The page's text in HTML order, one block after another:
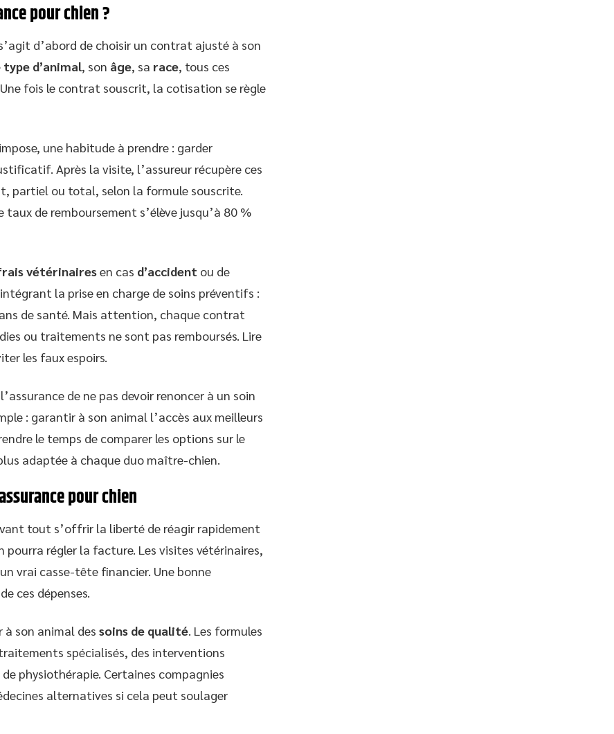
pour chien ?
d’abord de choisir un contrat ajusté à son
type d’animal, son âge, sa race, tous ces
fois le contrat souscrit, la cotisation se règle
une habitude à prendre : garder
Après la visite, l’assureur récupère ces
partiel ou total, selon la formule souscrite.
de remboursement s’élève jusqu’à 80 %
vétérinairesen cas d’accident ou de
la prise en charge de soins préventifs :
de santé. Mais attention, chaque contrat
ou traitements ne sont pas remboursés. Lire
les faux espoirs.
de ne pas devoir renoncer à un soin
: garantir à son animal l’accès aux meilleurs
le temps de comparer les options sur le
adaptée à chaque duo maître-chien.
pour chien
tout s’offrir la liberté de réagir rapidement
pourra régler la facture. Les visites vétérinaires,
vrai casse-tête financier. Une bonne
ces dépenses.
son animal des soins de qualité. Les formules
spécialisés, des interventions
physiothérapie. Certaines compagnies
alternatives si cela peut soulager